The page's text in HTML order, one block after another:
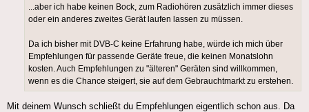
...aber ich habe keinen Bock, zum Radiohören zusätzlich immer dieses
oder ein anderes zweites Gerät laufen lassen zu müssen.
Da ich bisher mit DVB-C keine Erfahrung habe, würde ich mich über
Empfehlungen für passende Geräte freue, die keinen Monatslohn
kosten. Auch Empfehlungen zu "älteren" Geräten sind willkommen,
wenn es die Chance steigert, sie auf dem Gebrauchtmarkt zu erstehen.
Mit deinem Wunsch schließt du Empfehlungen eigentlich schon aus. Da